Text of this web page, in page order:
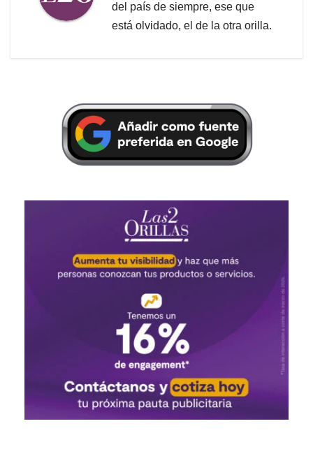
del país de siempre, ese que
está olvidado, el de la otra orilla.